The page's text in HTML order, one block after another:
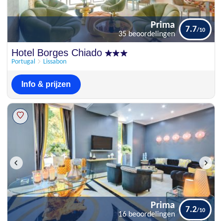
Hotel Borges Chiado
Portugal Lissabon
Prima
35 beoordelingen
7.7
Info & prijzen
Prima
16 beoordelingen
7.2